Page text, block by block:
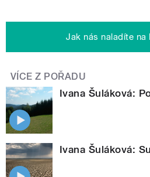
Jak nás naladíte na
VÍCE Z POŘADU
Ivana Šuláková:
Ivana Šuláková: